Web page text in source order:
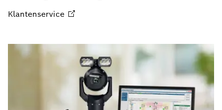
Klantenservice